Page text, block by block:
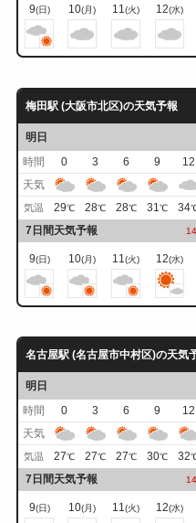
9(日) 10(月) 11(火) 12(水)
梅田駅 (大阪市北区)の天気予報
明日
時間
0 3 6 9 12
天気
気温 29℃ 28℃ 28℃ 31℃ 34
7日間天気予報
9(日) 10(月) 11 (火) 12(水)
名古屋駅 (名古屋市中村区)の天気
明日
時間
0 3 6 9 12
天気
気温 27℃ 27℃ 27℃ 30℃ 32
7日間天気予報
9(日) 10(月) 11(火) 12(水)